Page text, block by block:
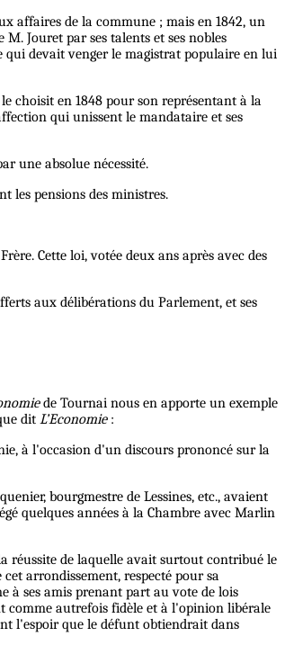
affaires de la commune ; mais en 1842, un
Jouret par ses talents et ses nobles
qui devait venger le magistrat populaire en lui
choisit en 1848 pour son représentant à la
qui unissent le mandataire et ses
une absolue nécessité.
les pensions des ministres.
Cette loi, votée deux ans après avec des
aux délibérations du Parlement, et ses
de Tournai nous en apporte un exemple
dit L’Economie:
à l'occasion d'un discours prononcé sur la
bourgmestre de Lessines, etc., avaient
quelques années à la Chambre avec Marlin
réussite de laquelle avait surtout contribué le
arrondissement, respecté pour sa
à ses amis prenant part au vote de lois
comme autrefois fidèle et à l'opinion libérale
l'espoir que le défunt obtiendrait dans